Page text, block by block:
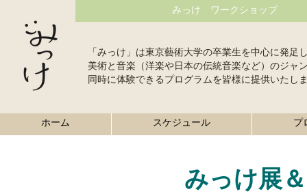
みっけ ワークショップ
「みっけ」は東京藝術大学の卒業生を中心に発足
美術と音楽（洋楽や日本の伝統音楽など）のジャ
同時に体験できるプログラムを皆様に提供いたし
ホーム スケジュール プ
みっけ展